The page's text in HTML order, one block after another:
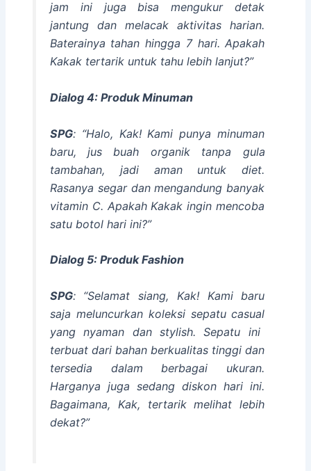
jam ini juga bisa mengukur detak
jantung dan melacak aktivitas harian.
Baterainya tahan hingga 7 hari. Apakah
Kakak tertarik untuk tahu lebih lanjut?”
Dialog 4: Produk Minuman
SPG: “Halo, Kak! Kami punya minuman
baru, jus buah organiktanpa gula
tambahan, jadi aman untuk diet.
Rasanya segar dan mengandung banyak
vitamin C. Apakah Kakak ingin mencoba
satu botol hari ini?”
Dialog 5: Produk Fashion
SPG: “Selamat siang, Kak! Kami baru
saja meluncurkan koleksi sepatu casual
yang nyaman dan stylish. Sepatu ini
terbuat dari bahan berkualitas tinggi dan
tersedia dalam berbagai ukuran.
Harganya juga sedang diskon hari ini.
Bagaimana, Kak, tertarik melihat lebih
dekat?”